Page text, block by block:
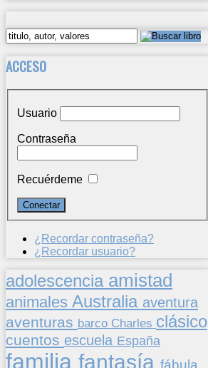
ACCESO
Usuario
Contraseña
Recuérdeme
¿Recordar contraseña?
¿Recordar usuario?
adolescencia amistad
animales Australia aventura
aventuras barco Charles clásico
cuentos escuela España
familia fantasía fábula